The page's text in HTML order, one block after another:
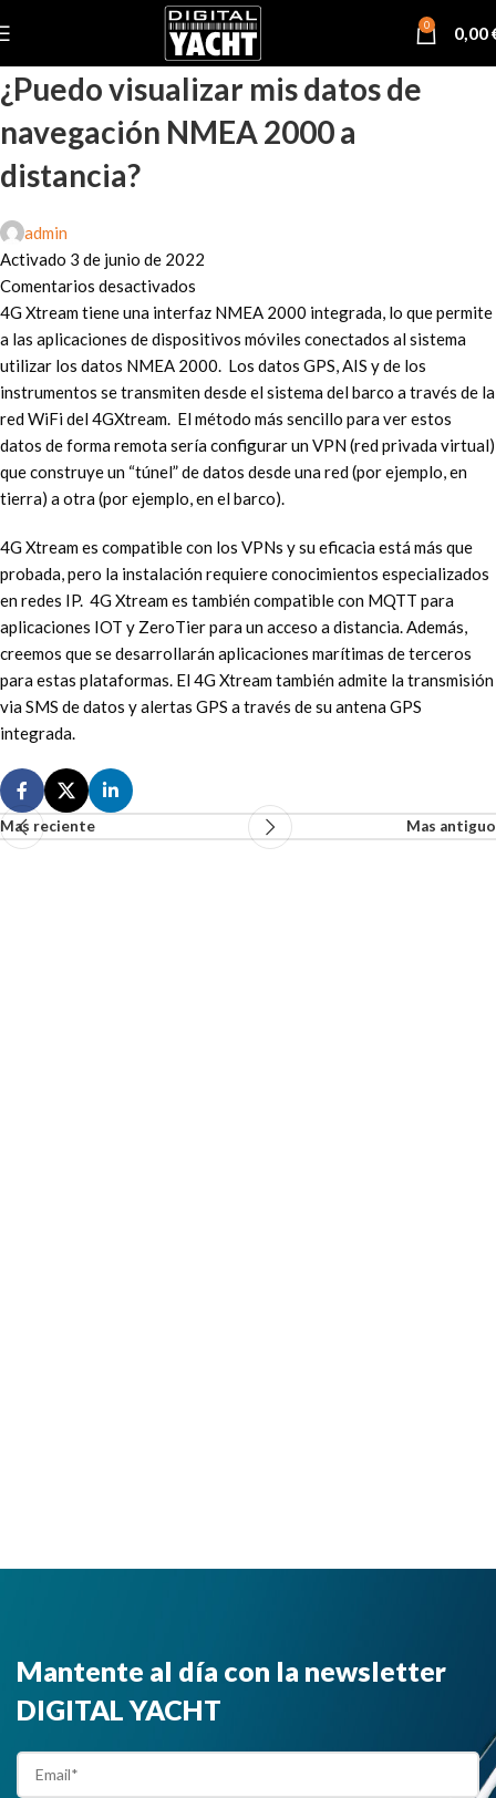
0 0,00
¿Puedo visualizar mis datos de
navegación NMEA 2000 a
distancia?
admin
Activado 3 de junio de 2022
Comentarios desactivados
4G Xtream tiene una interfaz NMEA 2000 integrada, lo que permite
a las aplicaciones de dispositivos móviles conectados al sistema
utilizar los datos NMEA 2000. Los datos GPS, AIS y de los
instrumentos se transmiten desde el sistema del barco a través de la
red WiFi del 4GXtream. El método más sencillo para ver estos
datos de forma remota sería configurar un VPN (red privada virtual)
que construye un “túnel” de datos desde una red (por ejemplo, en
tierra) a otra (por ejemplo, en el barco).
4G Xtream es compatible con los VPNs y su eficacia está más que
probada, pero la instalación requiere conocimientos especializados
en redes IP. 4G Xtream es también compatible con MQTT para
aplicaciones IOT y ZeroTier para un acceso a distancia. Además,
creemos que se desarrollarán aplicaciones marítimas de terceros
para estas plataformas. El 4G Xtream también admite la transmisión
via SMS de datos y alertas GPS a través de su antena GPS
integrada.
Mas reciente Mas antiguo
Mantente al día con la newsletter
DIGITAL YACHT